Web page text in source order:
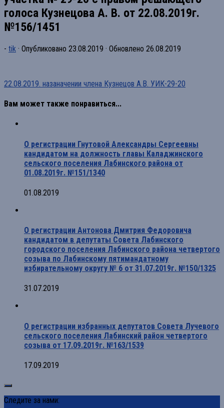
голоса Кузнецова А. В. от 22.08.2019г.
№156/1451
- tik · Опубликовано 23.08.2019 · Обновлено 26.08.2019
22.08.2019. назаначении члена Кузнецов А.В. УИК-29-20
Вам может также понравиться...
О регистрации Гнутовой Александры Сергеевны
кандидатом на должность главы Каладжинского
сельского поселения Лабинского района от
01.08.2019г. №151/1340
01.08.2019
О регистрации Антонова Дмитрия Федоровича
кандидатом в депутаты Совета Лабинского
городского поселения Лабинского района четвертого
созыва по Лабинскому пятимандатному
избирательному округу № 6 от 31.07.2019г. №150/1325
31.07.2019
О регистрации избранных депутатов Совета Лучевого
сельского поселения Лабинский район четвертого
созыва от 17.09.2019г. №163/1539
17.09.2019
Следите за нами: